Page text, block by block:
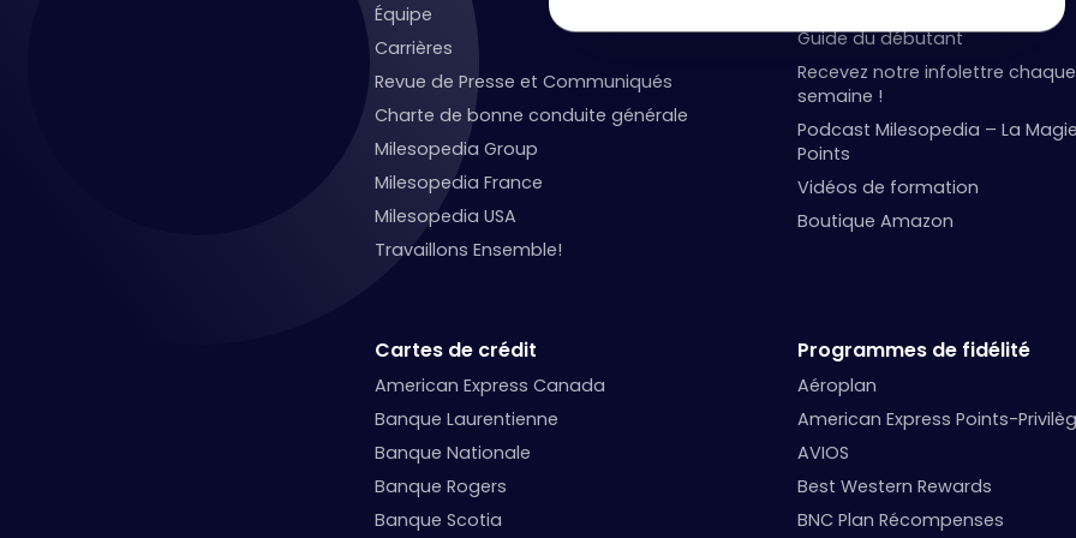
Équipe
Carrières
Revue de Presse et Communiqués
Charte de bonne conduite générale
Milesopedia Group
Milesopedia France
Milesopedia USA
Travaillons Ensemble!
Guide du débutant
Recevez notre infolettre chaque
semaine !
Podcast Milesopedia – La
Points
Vidéos de formation
Boutique Amazon
Cartes de crédit
American Express Canada
Banque Laurentienne
Banque Nationale
Banque Rogers
Banque Scotia
Programmes de fidélité
Aéroplan
American Express Points-
AVIOS
Best Western Rewards
BNC Plan Récompenses